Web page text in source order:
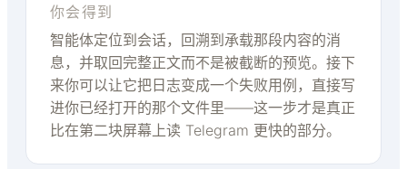
你会得到
智能体定位到会话，回溯到承载那段内容的消
息，并取回完整正文而不是被截断的预览。接下
来你可以让它把日志变成一个失败用例，直接写
进你已经打开的那个文件里——这一步才是真正
比在第二块屏幕上读 Telegram 更快的部分。